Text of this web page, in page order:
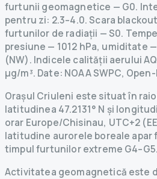
furtunii geomagnetice — G0.
pentru zi: 2.3–4.0. Scara
furtunilor de radiații — S0.
presiune — 1012 hPa, umiditate
(NW). Indicele calității aerului
µg/m³. Date: NOAA SWPC,
Orașul Criuleni este situat în
latitudinea 47.2131° N și
orar Europe/Chisinau, UTC+2
latitudine aurorele boreale apar
timpul furtunilor extreme G4–G5.
Activitatea geomagnetică este